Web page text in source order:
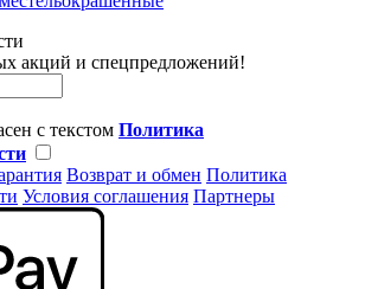
акций и спецпредложений!
с текстом Политика
Возврат и обмен Политика
Условия соглашения Партнеры